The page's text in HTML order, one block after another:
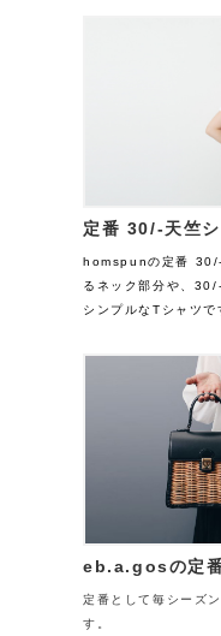
定番 30/-天竺
homspunの定番 30/-
るネック部分や、
シンプルなTシャツで
eb.a.gosの定
定番として毎シーズ
す。